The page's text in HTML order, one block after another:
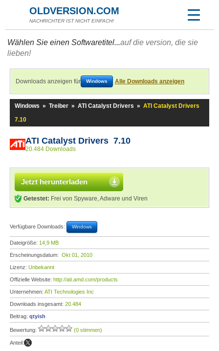
OLDVERSION.COM
NACHRICHTER IST NICHT EINFACH!
Wählen Sie einen Softwaretitel...auf die version, die sie
lieben!
Downloads anzeigen für Windows Alle Downloads anzeigen
Windows » Treiber » ATI Catalyst Drivers » ATI Catalyst Drivers
7.10
ATI Catalyst Drivers 7.10
20.484 Downloads
Jetzt herunterladen
Getestet: Frei von Spyware, Adware und Viren
Verfügbare Downloads: Windows
Dateigröße: 14,9 MB
Erscheinungsdatum: Okt 01, 2010
Lizenz: Unbekannt
Offizielle Website: http://ati.amd.com/products
Unternehmen: ATI Technologies Inc
Downloads insgesamt: 20.484
Beitrag: qtyish
Bewertung: (0 stimmen)
Anteil: